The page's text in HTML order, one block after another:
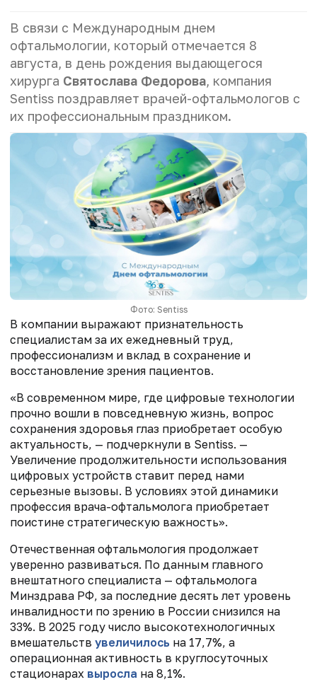
В связи с Международным днем
офтальмологии, который отмечается 8
августа, в день рождения выдающегося
хирурга Святослава Федорова, компания
Sentiss поздравляет врачей-офтальмологов с
их профессиональным праздником.
Фото: Sentiss
В компании выражают признательность
специалистам за их ежедневный труд,
профессионализм и вклад в сохранение и
восстановление зрения пациентов.
«В современном мире, где цифровые технологии
прочно вошли в повседневную жизнь, вопрос
сохранения здоровья глаз приобретает особую
актуальность, — подчеркнули в Sentiss. —
Увеличение продолжительности использования
цифровых устройств ставит перед нами
серьезные вызовы. В условиях этой динамики
профессия врача-офтальмолога приобретает
поистине стратегическую важность».
Отечественная офтальмология продолжает
уверенно развиваться. По данным главного
внештатного специалиста — офтальмолога
Минздрава РФ, за последние десять лет уровень
инвалидности по зрению в России снизился на
33%. В 2025 году число высокотехнологичных
вмешательств увеличилось на 17,7%, а
операционная активность в круглосуточных
стационарах выросла на 8,1%.